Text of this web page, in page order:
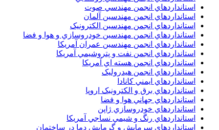
استانداردهاي انجمن مهندسي صوت
استانداردهاي انجمن مهندسين آلمان
استانداردهاي انجمن مهندسين الکترونيک
استانداردهاي انجمن مهندسين خودروسازي و هوا و فضا
استانداردهاي انجمن مهندسين عمران آمريکا
استانداردهاي انجمن نفت و پتروشيمي آمريکا
استانداردهاي انجمن هسته اي آمريکا
استانداردهاي انجمن هيدروليک
استانداردهاي ايمني کانادا
استانداردهاي برق و الکترونبک اروپا
استانداردهاي جهاني هوا و فضا
استانداردهاي خودروسازي ژاپن
استانداردهاي رنگ و شيمي نساجي آمريکا
استانداردهاي سرمايش و گرمايش دما در ساختمان